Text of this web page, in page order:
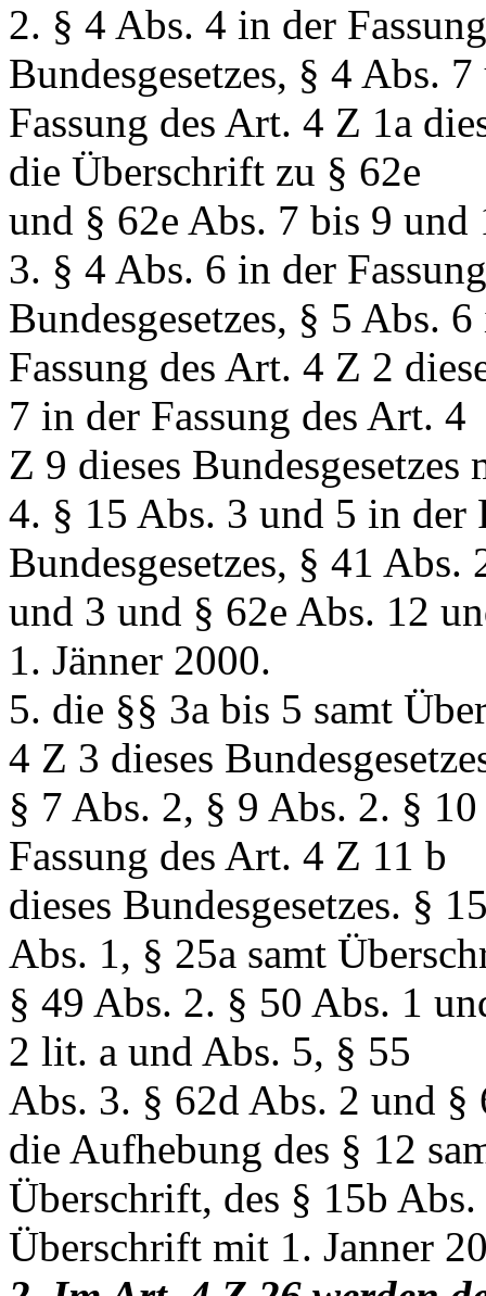
2. § 4 Abs. 4 in der
Bundesgesetzes, § 4 Abs.
Fassung des Art. 4 Z 1a
die Überschrift zu § 62e
und § 62e Abs. 7 bis 9 und
3. § 4 Abs. 6 in der
Bundesgesetzes, § 5 Abs.
Fassung des Art. 4 Z 2
7 in der Fassung des Art. 4
Z 9 dieses
4. § 15 Abs. 3 und 5 in der
Bundesgesetzes, § 41 Abs.
und 3 und § 62e Abs. 12
1. Jänner 2000.
5. die §§ 3a bis 5 samt
4 Z 3 dieses
§ 7 Abs. 2, § 9 Abs. 2. §
Fassung des Art. 4 Z 11 b
dieses Bundesgesetzes. §
Abs. 1, § 25a samt
§ 49 Abs. 2. § 50 Abs. 1
2 lit. a und Abs. 5, § 55
Abs. 3. § 62d Abs. 2 und
die Aufhebung des § 12
Überschrift, des § 15b
Überschrift mit 1. Janner